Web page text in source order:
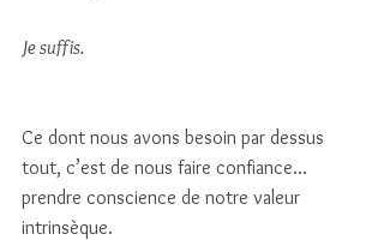
Je suffis.
Ce dont nous avons besoin par dessus
tout, c’est de nous faire confiance...
prendre conscience de notre valeur
intrinsèque.